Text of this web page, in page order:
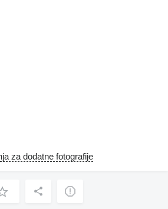
za dodatne fotografije